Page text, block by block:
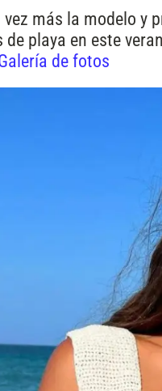
vez más la modelo y
de playa en este
de fotos